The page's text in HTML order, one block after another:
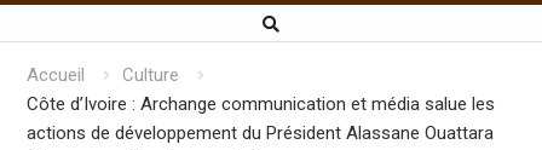
Accueil
Culture
Côte d’Ivoire : Archange communication et média salue les
actions de développement du Président Alassane Ouattara